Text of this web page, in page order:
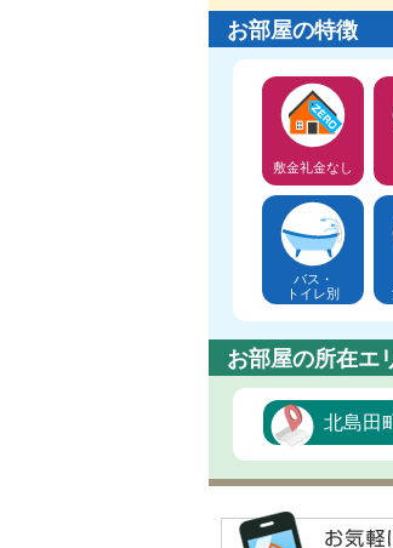
お部屋の特徴
敷金礼金なし
バス・
トイレ別
お部屋の所在エ
北島田